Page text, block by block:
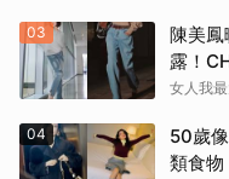
03
陳美鳳
露！
必看這
女人我
04
50歲
類食物